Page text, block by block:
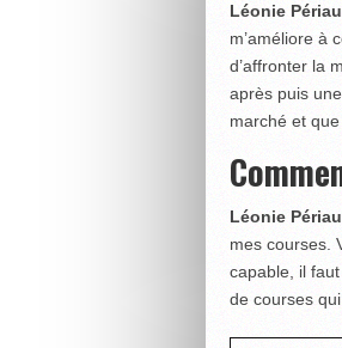
Léonie
m’améliore à
d’affronter la
après puis
marché et
Léonie
mes courses.
capable, il
de courses